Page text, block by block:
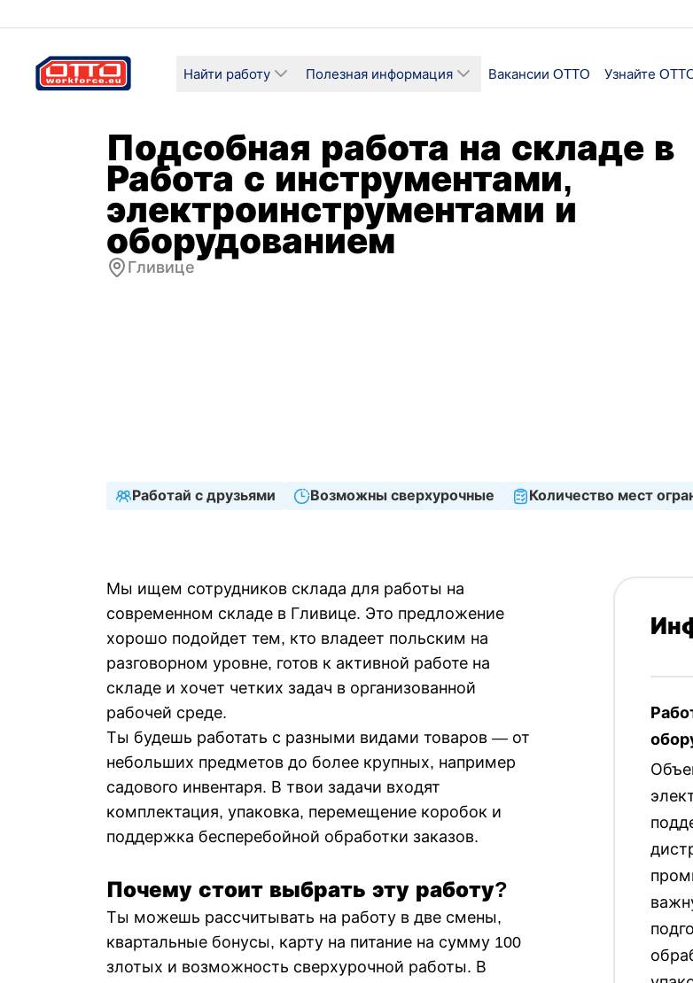
Найти работу Полезная информация Вакансии OTTO Узнайте
Подсобная работа на складе в
Работа с инструментами,
электроинструментами и
оборудованием
Гливице
Работай с друзьями Возможны сверхурочные Количество мест
Мы ищем сотрудников склада для работы на
современном складе в Гливице. Это предложение
хорошо подойдет тем, кто владеет польским на
разговорном уровне, готов к активной работе на
складе и хочет четких задач в организованной
рабочей среде.
Ты будешь работать с разными видами товаров — от
небольших предметов до более крупных, например
садового инвентаря. В твои задачи входят
комплектация, упаковка, перемещение коробок и
поддержка бесперебойной обработки заказов.
Почему стоит выбрать эту работу?
Ты можешь рассчитывать на работу в две смены,
квартальные бонусы, карту на питание на сумму 100
злотых и возможность сверхурочной работы. В